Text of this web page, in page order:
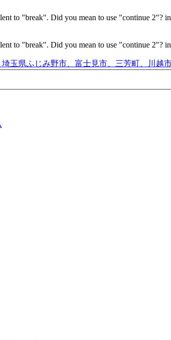
to "break". Did you mean to use "continue 2"? in
to "break". Did you mean to use "continue 2"? in